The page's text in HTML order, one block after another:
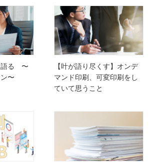
語る 〜
〜
【叶が語り尽くす】オンデ
マンド印刷、可変印刷をし
ていて思うこと